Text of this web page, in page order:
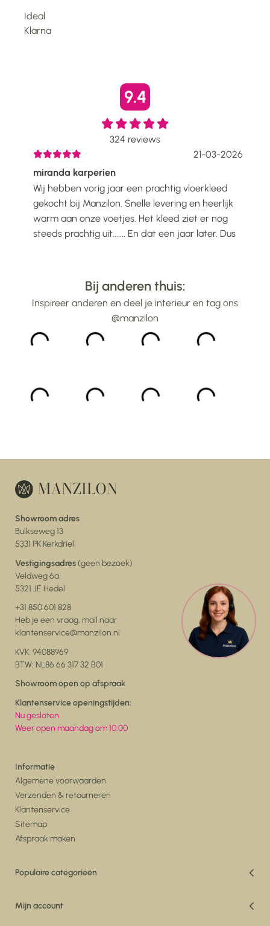
Ideal
Klarna
9.4
324 reviews
21-03-2026
miranda karperien
Wij hebben vorig jaar een prachtig vloerkleed
gekocht bij Manzilon. Snelle levering en heerlijk
warm aan onze voetjes. Het kleed ziet er nog
steeds prachtig uit....... En dat een jaar later. Dus
Bij anderen thuis:
Inspireer anderen en deel je interieur en tag ons
@manzilon
Showroom adres
Bulkseweg 13
5331 PK Kerkdriel
Vestigingsadres (geen bezoek)
Veldweg 6a
5321 JE Hedel
+31 850 601 828
Heb je een vraag, mail naar
klantenservice@manzilon.nl
KVK: 94088969
BTW: NL86 66 317 32 B01
Showroom open op afspraak
Klantenservice openingstijden:
Nu gesloten
Weer open maandag om 10:00
Informatie
Algemene voorwaarden
Verzenden & retourneren
Klantenservice
Sitemap
Afspraak maken
Populaire categorieën
Woonkamer
Mijn account